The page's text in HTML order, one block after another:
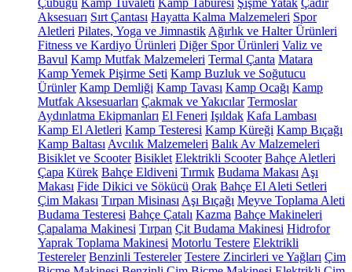
Çubuğu Kamp Tuvaleti Kamp Taburesi Şişme Yatak Çadır
Aksesuarı Sırt Çantası Hayatta Kalma Malzemeleri Spor
Aletleri Pilates, Yoga ve Jimnastik Ağırlık ve Halter Ürünleri
Fitness ve Kardiyo Ürünleri Diğer Spor Ürünleri Valiz ve
Bavul Kamp Mutfak Malzemeleri Termal Çanta Matara
Kamp Yemek Pişirme Seti Kamp Buzluk ve Soğutucu
Ürünler Kamp Demliği Kamp Tavası Kamp Ocağı Kamp
Mutfak Aksesuarları Çakmak ve Yakıcılar Termoslar
Aydınlatma Ekipmanları El Feneri Işıldak Kafa Lambası
Kamp El Aletleri Kamp Testeresi Kamp Küreği Kamp Bıçağı
Kamp Baltası Avcılık Malzemeleri Balık Av Malzemeleri
Bisiklet ve Scooter Bisiklet Elektrikli Scooter Bahçe Aletleri
Çapa Kürek Bahçe Eldiveni Tırmık Budama Makası Aşı
Makası Fide Dikici ve Sökücü Orak Bahçe El Aleti Setleri
Çim Makası Tırpan Misinası Aşı Bıçağı Meyve Toplama Aleti
Budama Testeresi Bahçe Çatalı Kazma Bahçe Makineleri
Çapalama Makinesi Tırpan Çit Budama Makinesi Hidrofor
Yaprak Toplama Makinesi Motorlu Testere Elektrikli
Testereler Benzinli Testereler Testere Zincirleri ve Yağları Çim